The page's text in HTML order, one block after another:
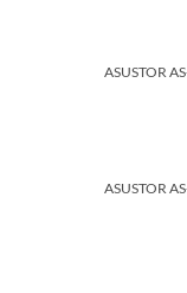
ASUSTOR
ASUSTOR